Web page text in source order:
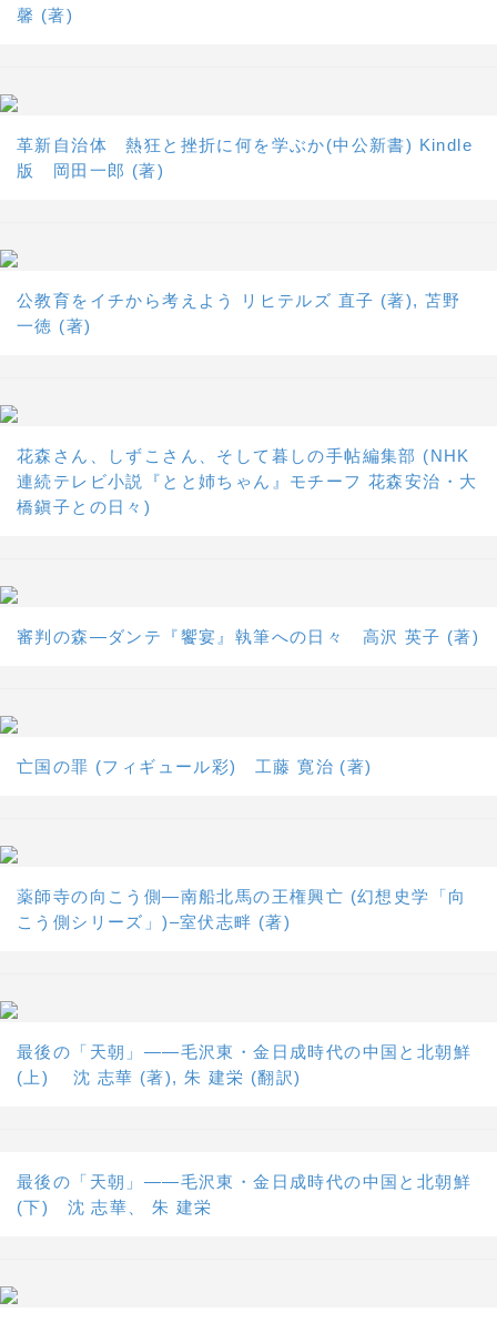
馨 (著)
革新自治体 熱狂と挫折に何を学ぶか(中公新書) Kindle
版 岡田一郎 (著)
公教育をイチから考えよう リヒテルズ 直子 (著), 苫野
一徳 (著)
花森さん、しずこさん、そして暮しの手帖編集部 (NHK
連続テレビ小説『とと姉ちゃん』モチーフ 花森安治・大
橋鎭子との日々)
審判の森―ダンテ『饗宴』執筆への日々 高沢 英子 (著)
亡国の罪 (フィギュール彩) 工藤 寛治 (著)
薬師寺の向こう側―南船北馬の王権興亡 (幻想史学「向
こう側シリーズ」)–室伏志畔 (著)
最後の「天朝」――毛沢東・金日成時代の中国と北朝鮮
(上) 沈 志華 (著), 朱 建栄 (翻訳)
最後の「天朝」――毛沢東・金日成時代の中国と北朝鮮
(下) 沈 志華、 朱 建栄